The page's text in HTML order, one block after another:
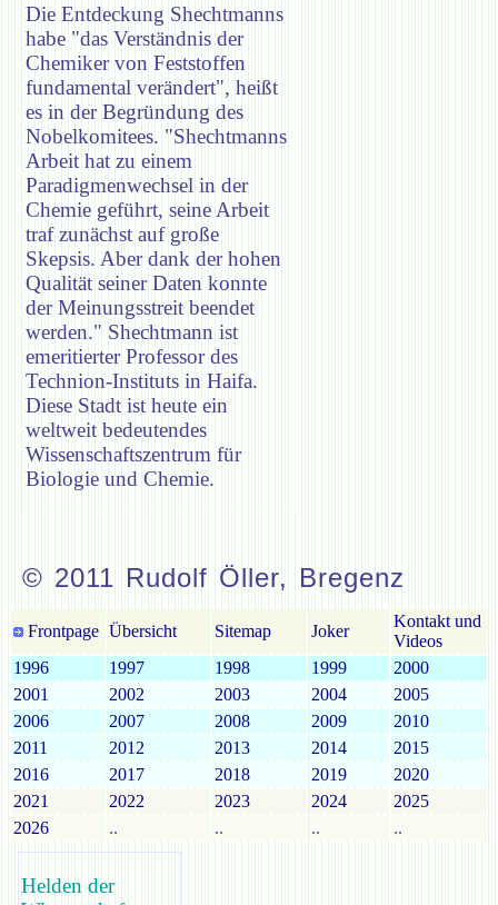
Die Entdeckung Shechtmanns
habe "das Verständnis der
Chemiker von Feststoffen
fundamental verändert", heißt
es in der Begründung des
Nobelkomitees. "Shechtmanns
Arbeit hat zu einem
Paradigmenwechsel in der
Chemie geführt, seine Arbeit
traf zunächst auf große
Skepsis. Aber dank der hohen
Qualität seiner Daten konnte
der Meinungsstreit beendet
werden." Shechtmann ist
emeritierter Professor des
Technion-Instituts in Haifa.
Diese Stadt ist heute ein
weltweit bedeutendes
Wissenschaftszentrum für
Biologie und Chemie.
© 2011 Rudolf Öller, Bregenz
Frontpage Übersicht Sitemap Joker
Kontakt und
Videos
1996
1997 1998 1999
2000
2001
2002 2003 2004
2005
2006
2007 2008 2009
2010
2011
2012 2013 2014
2015
2016
2017 2018 2019
2020
2021
2022 2023 2024
2025
2026
.. .. .. ..
Helden der